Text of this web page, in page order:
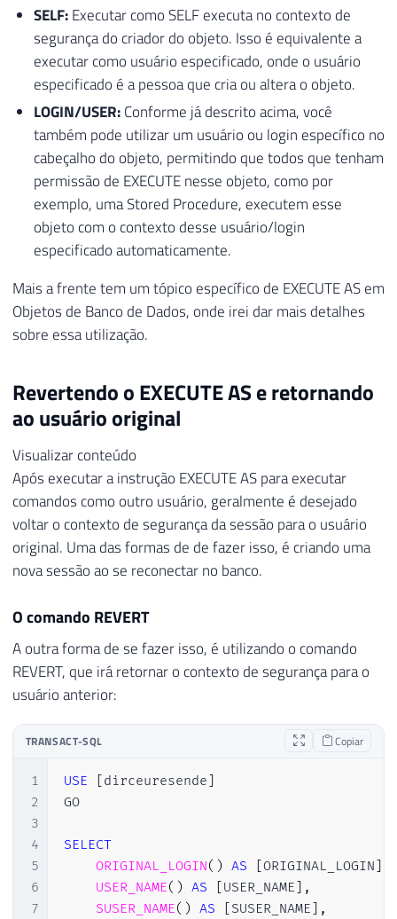
SELF:Executar como SELF executa no contexto de
segurança do criador do objeto. Isso é equivalente a
executar como usuário especificado, onde o usuário
especificado é a pessoa que cria ou altera o objeto.
LOGIN/USER:Conforme já descrito acima, você
também pode utilizar um usuário ou login específico no
cabeçalho do objeto, permitindo que todos que tenham
permissão de EXECUTE nesse objeto, como por
exemplo, uma Stored Procedure, executem esse
objeto com o contexto desse usuário/login
especificado automaticamente.
Mais a frente tem um tópico específico de EXECUTE AS em
Objetos de Banco de Dados, onde irei dar mais detalhes
sobre essa utilização.
Revertendo o EXECUTE AS e retornando
ao usuário original
Visualizar conteúdo
Após executar a instrução EXECUTE AS para executar
comandos como outro usuário, geralmente é desejado
voltar o contexto de segurança da sessão para o usuário
original. Uma das formas de de fazer isso, é criando uma
nova sessão ao se reconectar no banco.
O comando REVERT
A outra forma de se fazer isso, é utilizando o comando
REVERT, que irá retornar o contexto de segurança para o
usuário anterior:
TRANSACT-SQL Copiar
1
2
3
4
5
6
7
USE [dirceuresende]
GO
SELECT
ORIGINAL_LOGIN( ) AS [ORIGINAL_LOGIN]
USER_NAME( ) AS [USER_NAME] ,
SUSER_NAME( ) AS [SUSER_NAME] ,